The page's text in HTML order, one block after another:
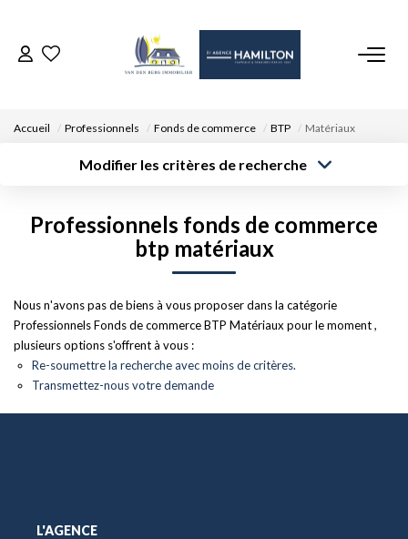
DÉPOSEZ VOTRE RECHERCHE
NOUS REJOINDRE
CONTACT
Accueil Professionnels Fonds de commerce BTP Matériaux
Modifier les critères de recherche
Type de bien
Surface min
Professionnels fonds de commerce
btp matériaux
Nous n'avons pas de biens à vous proposer dans la catégorie
Professionnels Fonds de commerce BTP Matériaux pour le moment ,
plusieurs options s'offrent à vous :
Re-soumettre la recherche avec moins de critères.
Transmettez-nous votre demande
L'AGENCE